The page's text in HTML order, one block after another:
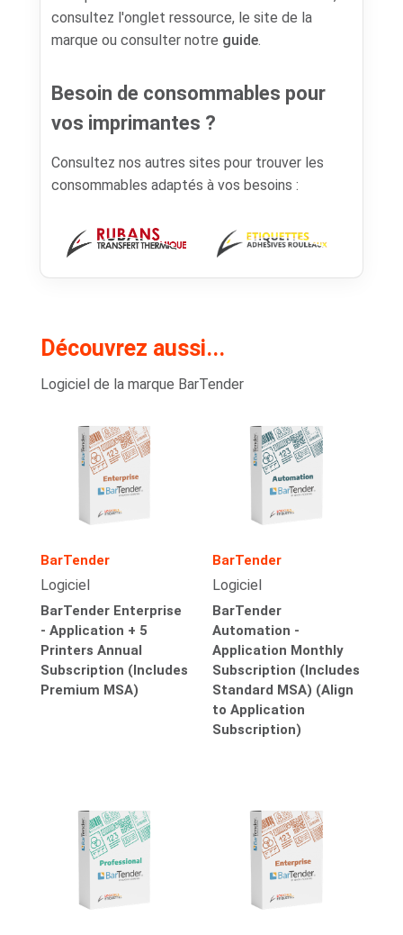
consultez l'onglet ressource, le site de la
marque ou consulter notre guide.
Besoin de consommables pour
vos imprimantes ?
Consultez nos autres sites pour trouver les
consommables adaptés à vos besoins :
Découvrez aussi...
Logiciel de la marque BarTender
BarTender
Logiciel
BarTender Enterprise
- Application + 5
Printers Annual
Subscription (Includes
Premium MSA)
BarTender
Logiciel
BarTender
Automation -
Application Monthly
Subscription (Includes
Standard MSA) (Align
to Application
Subscription)